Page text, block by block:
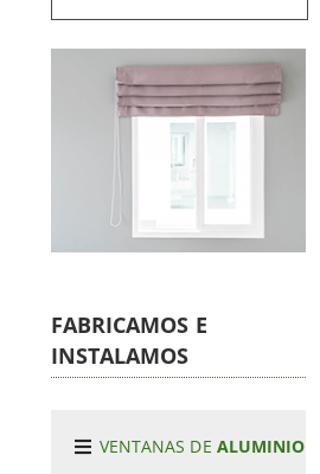
FABRICAMOS E
INSTALAMOS
VENTANAS DE ALUMINIO